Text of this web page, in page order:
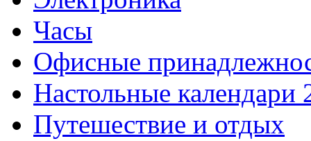
Часы
Офисные
Настольные календари
Путешествие и отдых